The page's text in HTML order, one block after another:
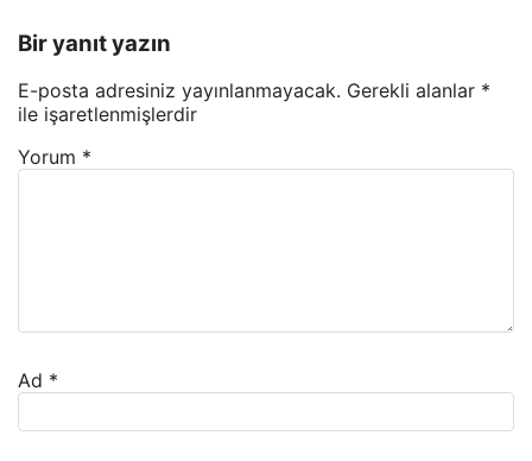
Bir yanıt yazın
E-posta adresiniz yayınlanmayacak. Gerekli alanlar *
ile işaretlenmişlerdir
Yorum *
Ad *